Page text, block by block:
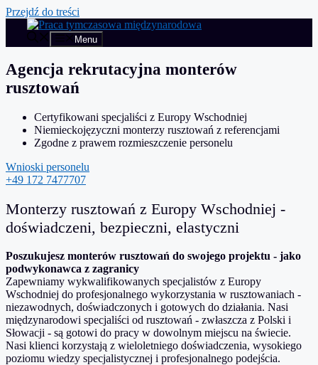
Przejdź do treści
Menu
Agencja rekrutacyjna monterów
rusztowań
Certyfikowani specjaliści z Europy Wschodniej
Niemieckojęzyczni monterzy rusztowań z referencjami
Zgodne z prawem rozmieszczenie personelu
Wnioski personelu
+49 172 7477707
Monterzy rusztowań z Europy Wschodniej -
doświadczeni, bezpieczni, elastyczni
Poszukujesz monterów rusztowań do swojego projektu - jako
podwykonawca z zagranicy
Zapewniamy wykwalifikowanych specjalistów z Europy
Wschodniej do profesjonalnego wykorzystania w rusztowaniach -
niezawodnych, doświadczonych i gotowych do działania. Nasi
międzynarodowi specjaliści od rusztowań - zwłaszcza z Polski i
Słowacji - są gotowi do pracy w dowolnym miejscu na świecie.
Nasi klienci korzystają z wieloletniego doświadczenia, wysokiego
poziomu wiedzy specjalistycznej i profesjonalnego podejścia.